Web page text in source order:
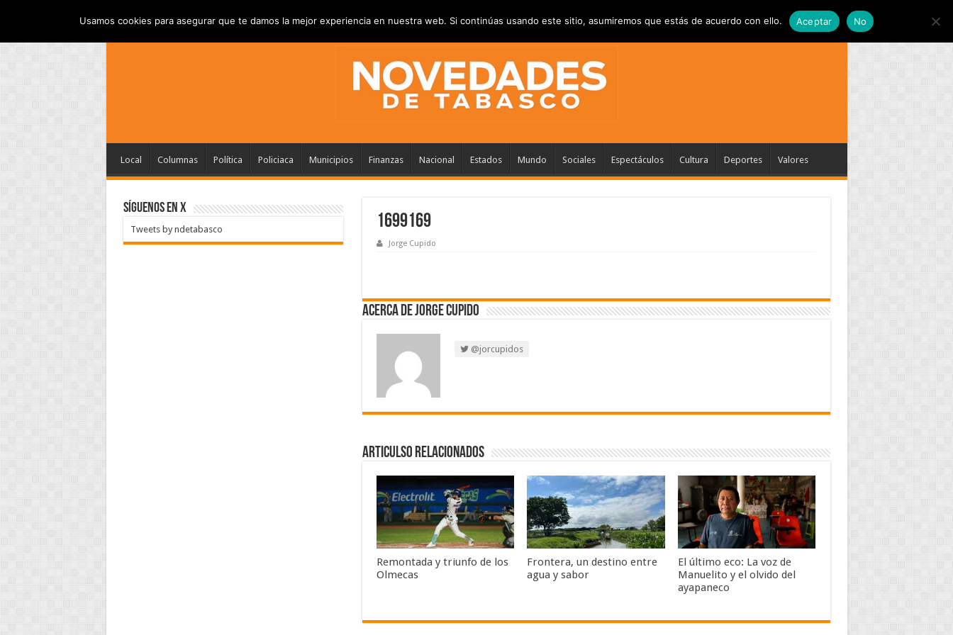
Local Columnas Política Policiaca Municipios Finanzas Nacional Estados Mundo Sociales Espectáculos Cultura Deportes Valores
1699169
Jorge Cupido
Acerca de Jorge Cupido
@jorcupidos
Articulso Relacionados
Remontada y triunfo de los
Olmecas
Frontera, un destino entre
agua y sabor
El último eco: La voz de
Manuelito y el olvido del
ayapaneco
SÍGUENOS EN X
Tweets by ndetabasco
Usamos cookies para asegurar que te damos la mejor experiencia en nuestra web. Si continúas usando este sitio, asumiremos que estás de acuerdo con ello. Aceptar No